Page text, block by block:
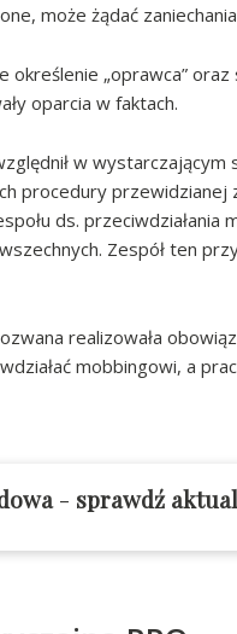
może żądać
określenie „oprawca”
oparcia w faktach.
w
procedury
ds.
Zespół ten
realizowała
mobbingowi, a
- sprawdź